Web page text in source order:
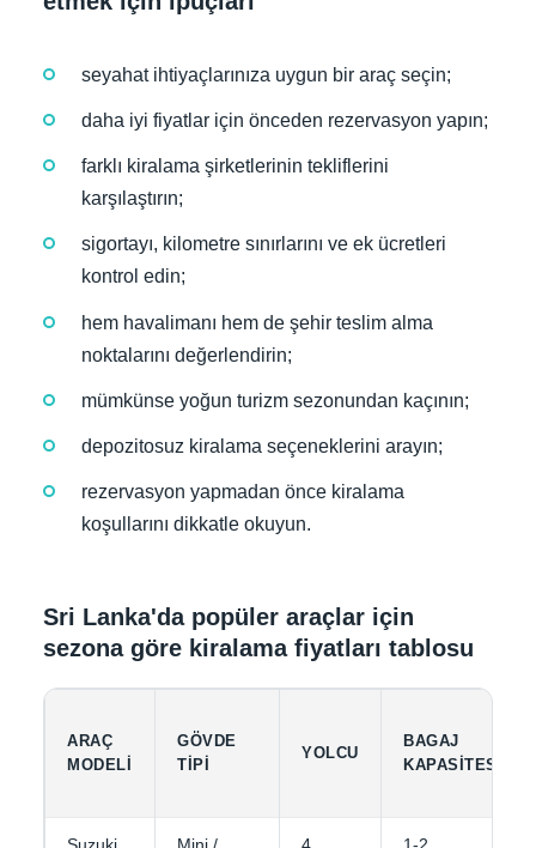
seyahat ihtiyaçlarınıza uygun bir araç seçin;
daha iyi fiyatlar için önceden rezervasyon yapın;
farklı kiralama şirketlerinin tekliflerini
karşılaştırın;
sigortayı, kilometre sınırlarını ve ek ücretleri
kontrol edin;
hem havalimanı hem de şehir teslim alma
noktalarını değerlendirin;
mümkünse yoğun turizm sezonundan kaçının;
depozitosuz kiralama seçeneklerini arayın;
rezervasyon yapmadan önce kiralama
koşullarını dikkatle okuyun.
Sri Lanka'da popüler araçlar için
sezona göre kiralama fiyatları tablosu
ARAÇ
MODELI
GÖVDE
TIPI
YOLCU
BAGAJ
KAPASITESI